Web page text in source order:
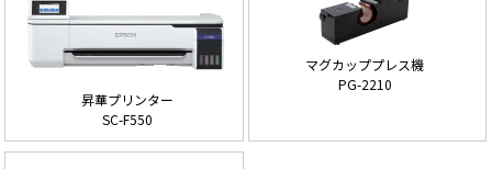
昇華プリンター
SC-F550
マグカッププレス機
PG-2210